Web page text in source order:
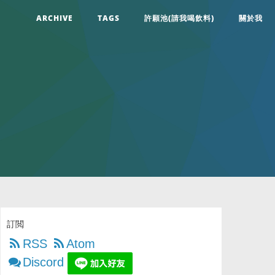
ARCHIVE TAGS 許願池(請我喝飲料) 關於我
訂閲
RSS
Atom
Discord